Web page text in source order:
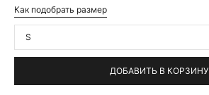
Как подобрать размер
S
ДОБАВИТЬ В КОРЗИНУ